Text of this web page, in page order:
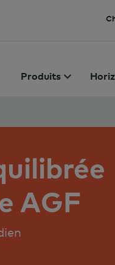
Produits
AGF